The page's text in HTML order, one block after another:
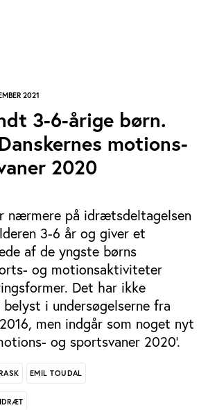
2021
3-6-årige børn.
motions-
2020
nærmere på idrætsdeltagelsen
3-6 år og giver et
af de yngste børns
og motionsaktiviteter
Det har ikke
i undersøgelserne fra
men indgår som noget nyt
og sportsvaner 2020’.
EMIL TOUDAL